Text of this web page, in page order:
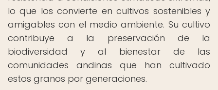
lo que los convierte en cultivos sostenibles y
amigables con el medio ambiente. Su cultivo
contribuye a la preservación de la
biodiversidad y al bienestar de las
comunidades andinas que han cultivado
estos granos por generaciones.